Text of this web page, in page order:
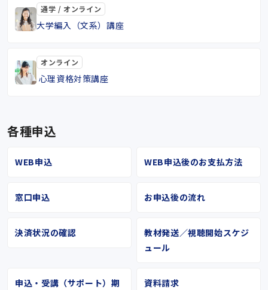
通学 / オンライン
大学編入（文系）講座
オンライン
心理資格対策講座
各種申込
WEB申込 WEB申込後のお支払方法
窓口申込 お申込後の流れ
決済状況の確認
教材発送／視聴開始スケジ
ュール
申込・受講（サポート）期
資料請求